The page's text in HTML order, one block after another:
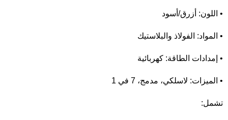
• اللون: أزرق/أسود
• المواد: الفولاذ والبلاستيك
• إمدادات الطاقة: كهربائية
• الميزات: لاسلكي، مدمج، 7 في 1
تشمل: